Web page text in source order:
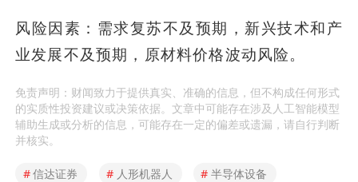
风险因素：需求复苏不及预期，新兴技术和产
业发展不及预期，原材料价格波动风险。
免责声明：财闻致力于提供真实、准确的信息，但不构成任何形式
的实质性投资建议或决策依据。文章中可能存在涉及人工智能模型
辅助生成或分析的信息，可能存在一定的偏差或遗漏，请自行判断
并核实。
#信达证券 # 人形机器人 # 半导体设备